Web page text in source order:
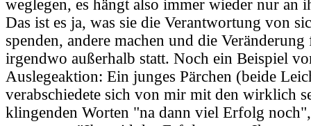
weglegen, es hängt also immer wieder nur an
Das ist es ja, was sie die Verantwortung von
spenden, andere machen und die
irgendwo außerhalb statt. Noch ein Beispiel
Auslegeaktion: Ein junges Pärchen (beide
verabschiedete sich von mir mit den wirklich
klingenden Worten "na dann viel Erfolg